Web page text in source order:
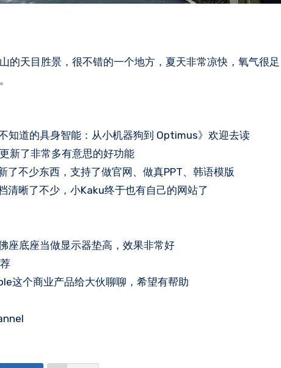
的天目胜景，很不错的一个地方，夏天非常凉快，氧气很
知道的具身智能：从小机器狗到 Optimus》欢迎去读
新了非常多有意思的好功能
了不少东西，支持了做官网、做真PPT、韩语模版
清晰了不少，小Kaku终于也有自己的网站了
座底座当做显示器垫高，效果非常好
这个商业产品给大伙聊聊，希望有帮助